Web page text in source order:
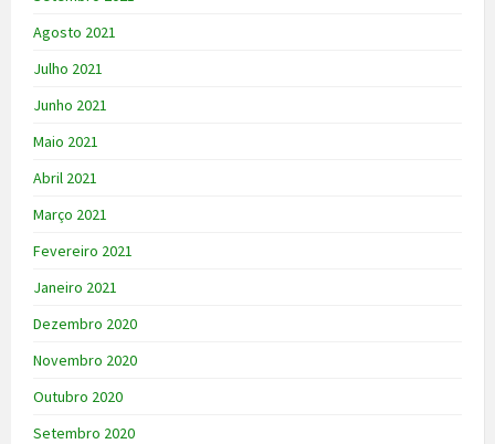
Agosto 2021
Julho 2021
Junho 2021
Maio 2021
Abril 2021
Março 2021
Fevereiro 2021
Janeiro 2021
Dezembro 2020
Novembro 2020
Outubro 2020
Setembro 2020